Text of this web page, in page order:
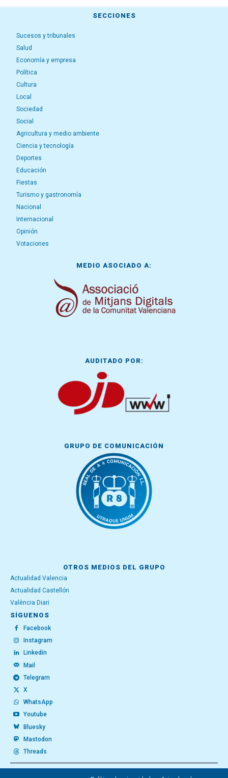
SECCIONES
Sucesos y tribunales
Salud
Economía y empresa
Política
Cultura
Local
Sociedad
Social
Agricultura y medio ambiente
Ciencia y tecnología
Deportes
Educación
Fiestas
Turismo y gastronomía
Nacional
Internacional
Opinión
Votaciones
MEDIO ASOCIADO A:
AUDITADO POR:
GRUPO DE COMUNICACIÓN
OTROS MEDIOS DEL GRUPO
Actualidad Valencia
Actualidad Castellón
València Diari
SÍGUENOS
Facebook
Instagram
Linkedin
Mail
Telegram
X
WhatsApp
Youtube
Bluesky
Mastodon
Threads